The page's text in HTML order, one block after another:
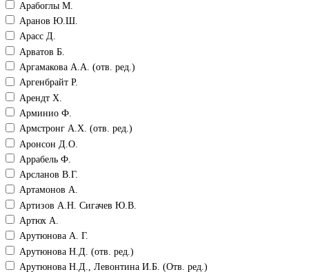
Арабоглы М.
Аранов Ю.Ш.
Арасс Д.
Арватов Б.
Аргамакова А.А. (отв. ред.)
Аргенбрайт Р.
Арендт Х.
Арминио Ф.
Армстронг А.Х. (отв. ред.)
Аронсон Д.О.
Аррабель Ф.
Арсланов В.Г.
Артамонов А.
Артизов А.Н. Сигачев Ю.В.
Артюх А.
Арутюнова А. Г.
Арутюнова Н.Д. (отв. ред.)
Арутюнова Н.Д., Левонтина И.Б. (Отв. ред.)